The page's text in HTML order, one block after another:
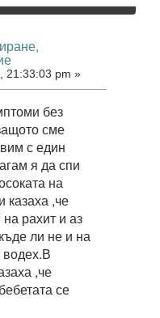
21:33:03 pm »
без
сме
с един
я да спи
на
казаха ,че
рахит и аз
ли не и на
водех.В
,че
се